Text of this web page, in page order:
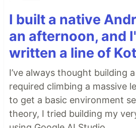
I built a native
an afternoon, and
written a line of
I’ve always thought building
required climbing a massive
to get a basic environment
theory, I tried building my